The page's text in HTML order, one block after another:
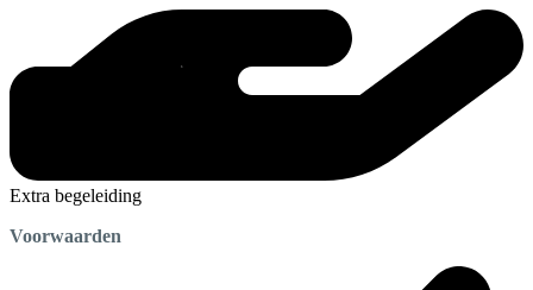
Extra begeleiding
Voorwaarden